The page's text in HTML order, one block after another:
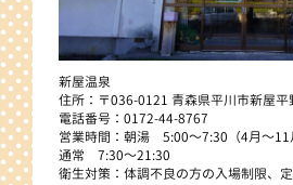
新屋温泉
住所：〒036-0121 青森県平川市新屋平
電話番号：0172-44-8767
営業時間：朝湯 5:00～7:30（4月～11
通常 7:30～21:30
衛生対策：体調不良の方の入場制限、